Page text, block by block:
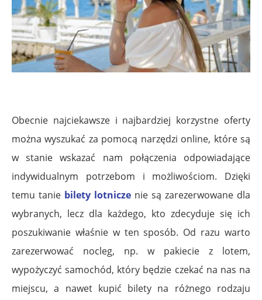
Obecnie najciekawsze i najbardziej korzystne oferty
można wyszukać za pomocą narzędzi online, które są
w stanie wskazać nam połączenia odpowiadające
indywidualnym potrzebom i możliwościom. Dzięki
temu tanie bilety lotnicze nie są zarezerwowane dla
wybranych, lecz dla każdego, kto zdecyduje się ich
poszukiwanie właśnie w ten sposób. Od razu warto
zarezerwować nocleg, np. w pakiecie z lotem,
wypożyczyć samochód, który będzie czekać na nas na
miejscu, a nawet kupić bilety na różnego rodzaju